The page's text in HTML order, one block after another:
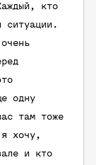
кто
ситуации.
одну
там тоже
хочу,
и кто